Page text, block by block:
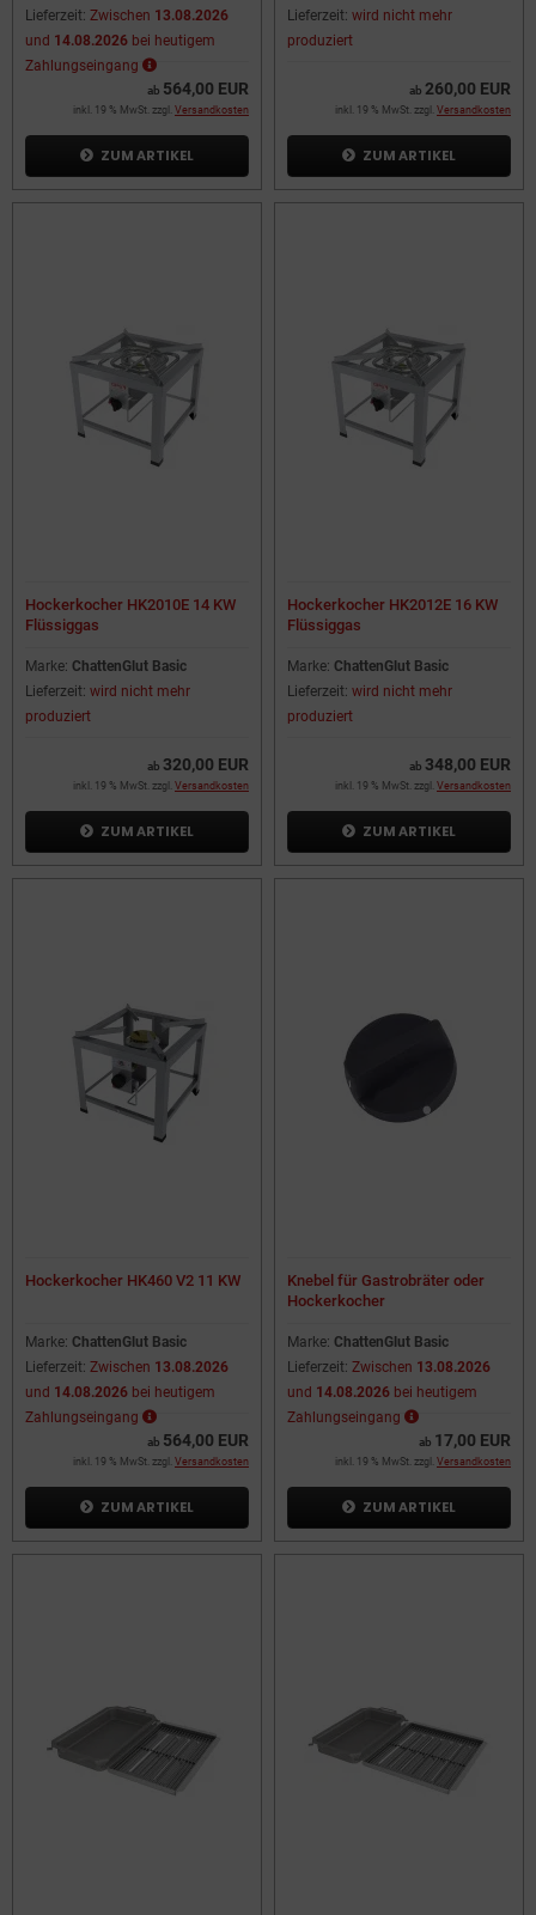
Lieferzeit: Zwischen 13.08.2026
und 14.08.2026 bei heutigem
Zahlungseingang
ab 564,00 EUR
inkl. 19 % MwSt. zzgl. Versandkosten
ZUM ARTIKEL
Lieferzeit: wird nicht mehr
produziert
ab 260,00 EUR
inkl. 19 % MwSt. zzgl. Versandkosten
ZUM ARTIKEL
Hockerkocher HK2010E 14 KW
Flüssiggas
Marke: ChattenGlut Basic
Lieferzeit: wird nicht mehr
produziert
ab 320,00 EUR
inkl. 19 % MwSt. zzgl. Versandkosten
ZUM ARTIKEL
Hockerkocher HK2012E 16 KW
Flüssiggas
Marke: ChattenGlut Basic
Lieferzeit: wird nicht mehr
produziert
ab 348,00 EUR
inkl. 19 % MwSt. zzgl. Versandkosten
ZUM ARTIKEL
Hockerkocher HK460 V2 11 KW
Marke: ChattenGlut Basic
Lieferzeit: Zwischen 13.08.2026
und 14.08.2026 bei heutigem
Zahlungseingang
ab 564,00 EUR
inkl. 19 % MwSt. zzgl. Versandkosten
ZUM ARTIKEL
Knebel für Gastrobräter oder
Hockerkocher
Marke: ChattenGlut Basic
Lieferzeit: Zwischen 13.08.2026
und 14.08.2026 bei heutigem
Zahlungseingang
ab 17,00 EUR
inkl. 19 % MwSt. zzgl. Versandkosten
ZUM ARTIKEL